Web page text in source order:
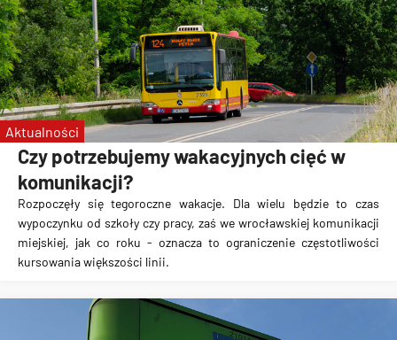
Czy potrzebujemy wakacyjnych cięć w
komunikacji?
Rozpoczęły się tegoroczne wakacje. Dla wielu będzie to czas
wypoczynku od szkoły czy pracy, zaś we wrocławskiej komunikacji
miejskiej, jak co roku - oznacza to ograniczenie częstotliwości
kursowaniawiększości linii.
Aktualności